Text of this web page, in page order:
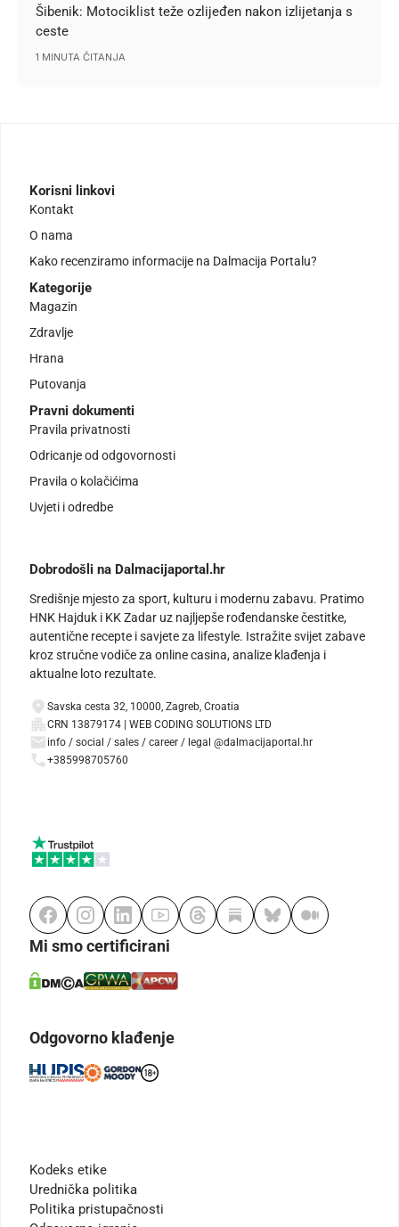
Šibenik: Motociklist teže ozlijeđen nakon izlijetanja s
ceste
1 MINUTA ČITANJA
Korisni linkovi
Kontakt
O nama
Kako recenziramo informacije na Dalmacija Portalu?
Kategorije
Magazin
Zdravlje
Hrana
Putovanja
Pravni dokumenti
Pravila privatnosti
Odricanje od odgovornosti
Pravila o kolačićima
Uvjeti i odredbe
Dobrodošli na Dalmacijaportal.hr
Središnje mjesto za sport, kulturu i modernu zabavu. Pratimo
HNK Hajduk i KK Zadar uz najljepše rođendanske čestitke,
autentične recepte i savjete za lifestyle. Istražite svijet zabave
kroz stručne vodiče za online casina, analize klađenja i
aktualne loto rezultate.
Savska cesta 32, 10000, Zagreb, Croatia
CRN 13879174 | WEB CODING SOLUTIONS LTD
info / social / sales / career / legal @dalmacijaportal.hr
+385998705760
Mi smo certificirani
Odgovorno klađenje
Kodeks etike
Urednička politika
Politika pristupačnosti